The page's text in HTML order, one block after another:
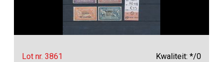
Lot nr. 3861 Kwaliteit: */0